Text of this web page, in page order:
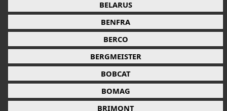
BELARUS
BENFRA
BERCO
BERGMEISTER
BOBCAT
BOMAG
BRIMONT